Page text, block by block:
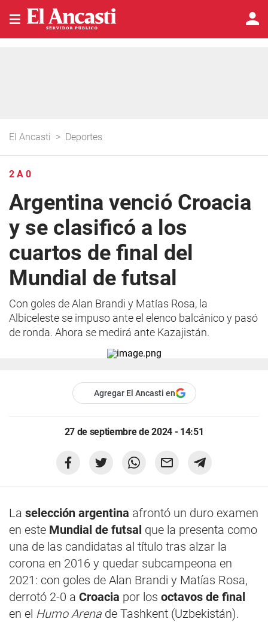
El Ancasti > Deportes
2 A 0
Argentina venció Croacia
y se clasificó a los
cuartos de final del
Mundial de futsal
Con goles de Alan Brandi y Matías Rosa, la
Albiceleste se impuso ante el elenco balcánico y pasó
de ronda. Ahora se medirá ante Kazajistán.
Agregar El Ancasti en
27 de septiembre de 2024 - 14:51
La selección argentina afrontó un duro examen
en este Mundial de futsal que la presenta como
una de las candidatas al título tras alzar la
corona en 2016 y quedar subcampeona en
2021: con goles de Alan Brandi y Matías Rosa,
derrotó 2-0 a Croacia por los octavos de final
en el Humo Arena de Tashkent (Uzbekistán).